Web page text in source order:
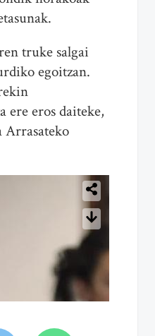
truke salgai
egoitzan.
ere eros daiteke,
Arrasateko